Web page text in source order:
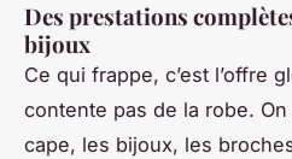
Des prestations
bijoux
Ce qui frappe, c’est l’offre
contente pas de la robe.
cape, les bijoux, les